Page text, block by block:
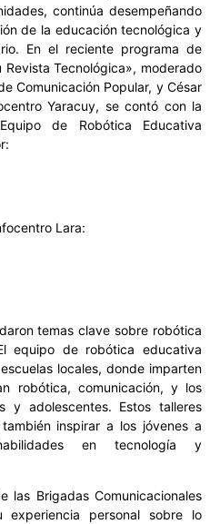
continúa desempeñando
de la educación tecnológica y
En el reciente programa de
Tecnológica», moderado
Comunicación Popular, y César
Yaracuy, se contó con la
de Robótica Educativa
Lara:
temas clave sobre robótica
equipo de robótica educativa
locales, donde imparten
robótica, comunicación, y los
y adolescentes. Estos talleres
inspirar a los jóvenes a
en tecnología y
las Brigadas Comunicacionales
experiencia personal sobre lo